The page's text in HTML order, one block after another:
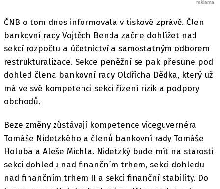
ČNB o tom dnes informovala v tiskové zprávě. Člen
bankovní rady Vojtěch Benda začne dohlížet nad
sekcí rozpočtu a účetnictví a samostatným odborem
restrukturalizace. Sekce peněžní se pak přesune pod
dohled člena bankovní rady Oldřicha Dědka, který už
má ve své kompetenci sekci řízení rizik a podpory
obchodů.
Beze změny zůstávají kompetence viceguvernéra
Tomáše Nidetzkého a členů bankovní rady Tomáše
Holuba a Aleše Michla. Nidetzký bude mít na starosti
sekci dohledu nad finančním trhem, sekci dohledu
nad finančním trhem II a sekci finanční stability. Do